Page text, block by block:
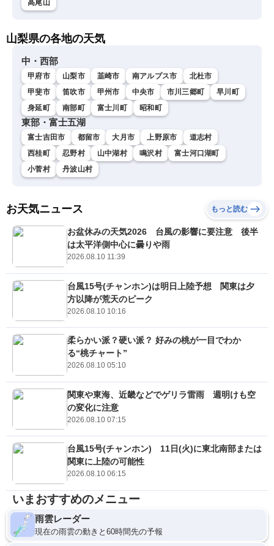
高尾山
山梨県の各地の天気
中・西部
甲府市 山梨市 韮崎市 南アルプス市
北杜市
甲斐市
笛吹市 甲州市 中央市 市川三郷町
早川町
身延町
南部町 富士川町 昭和町
東部・富士五湖
富士吉田市 都留市 大月市 上野原市
道志村
西桂町
忍野村 山中湖村 鳴沢村
富士河口湖町
小菅村
丹波山村
お天気ニュース もっと読む
お盆休みの天気2026 台風の影響に要注意 後半
は太平洋側中心に曇りや雨
2026.08.10 11:39
台風15号(チャンホン)は明日上陸予想 関東は夕
方以降が荒天のピーク
2026.08.10 10:16
柔らかい派？硬い派？ 好みの桃が一目でわか
る“桃チャート”
2026.08.10 05:10
関東や東海、近畿などでゲリラ雷雨 週明けも空
の変化に注意
2026.08.10 07:15
台風15号(チャンホン) 11日(火)に東北南部または
関東に上陸の可能性
2026.08.10 06:15
いまおすすめのメニュー
雨雲レーダー
現在の雨雲の動きと60時間先の予報